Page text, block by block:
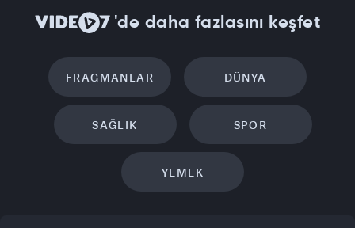
'de daha fazlasını keşfet
FRAGMANLAR DÜNYA
SAĞLIK SPOR
YEMEK